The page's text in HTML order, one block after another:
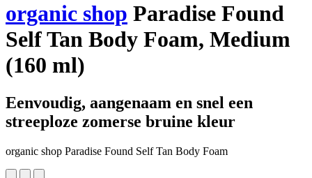
organic shop Paradise Found
Self Tan Body Foam, Medium
(160 ml)
Eenvoudig, aangenaam en snel een
streeploze zomerse bruine kleur
organic shop Paradise Found Self Tan Body Foam